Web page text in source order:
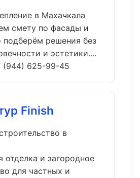
в Махачкала
смету по фасады и
подберём решения без
и эстетики....
(944) 625-99-45
Finish
в
отделка и загородное
для частных и